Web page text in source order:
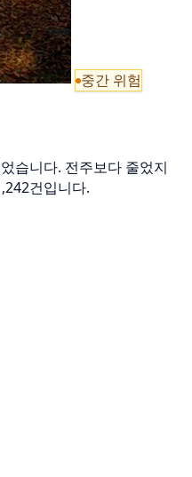
중간 위험
습니다. 전주보다 줄었지
건입니다.